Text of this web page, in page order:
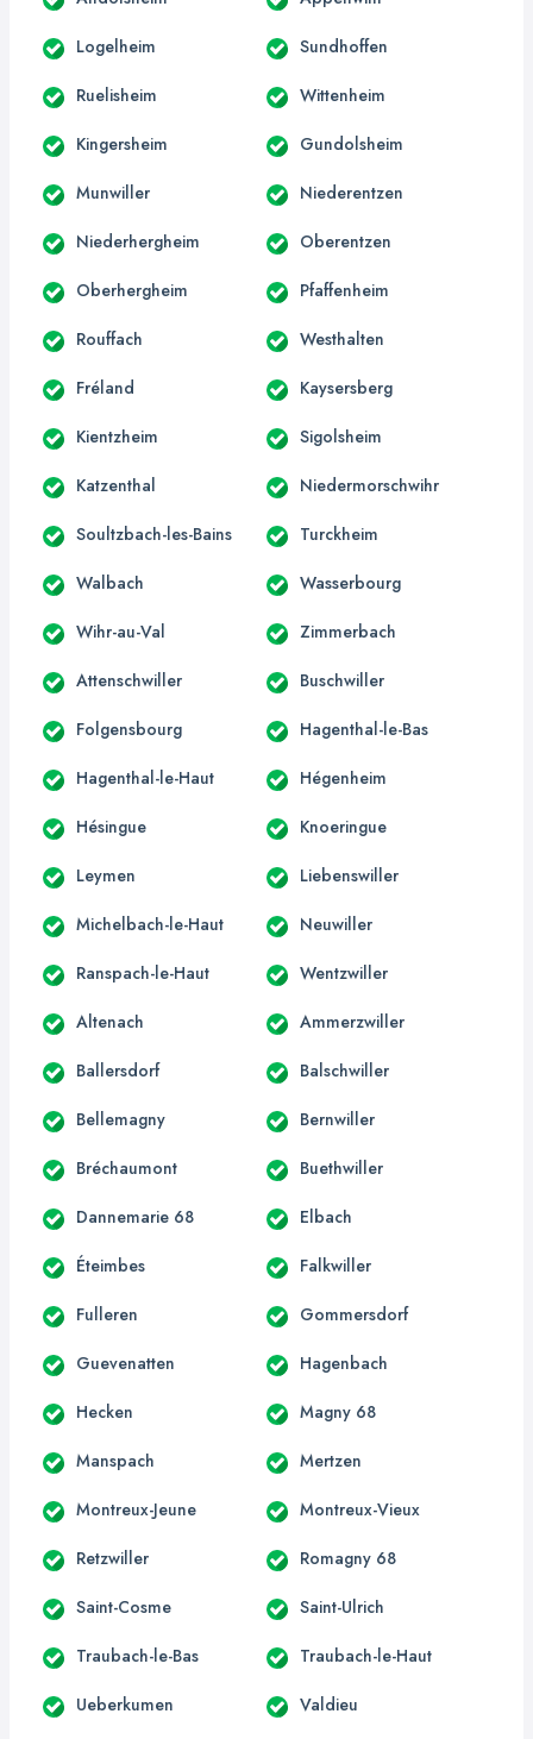
Logelheim Sundhoffen
Ruelisheim Wittenheim
Kingersheim Gundolsheim
Munwiller Niederentzen
Niederhergheim Oberentzen
Oberhergheim Pfaffenheim
Rouffach Westhalten
Fréland Kaysersberg
Kientzheim Sigolsheim
Katzenthal Niedermorschwihr
Soultzbach-les-Bains Turckheim
Walbach Wasserbourg
Wihr-au-Val Zimmerbach
Attenschwiller Buschwiller
Folgensbourg Hagenthal-le-Bas
Hagenthal-le-Haut Hégenheim
Hésingue Knoeringue
Leymen Liebenswiller
Michelbach-le-Haut Neuwiller
Ranspach-le-Haut Wentzwiller
Altenach Ammerzwiller
Ballersdorf Balschwiller
Bellemagny Bernwiller
Bréchaumont Buethwiller
Dannemarie 68 Elbach
Éteimbes Falkwiller
Fulleren Gommersdorf
Guevenatten Hagenbach
Hecken Magny 68
Manspach Mertzen
Montreux-Jeune Montreux-Vieux
Retzwiller Romagny 68
Saint-Cosme Saint-Ulrich
Traubach-le-Bas Traubach-le-Haut
Ueberkumen Valdieu